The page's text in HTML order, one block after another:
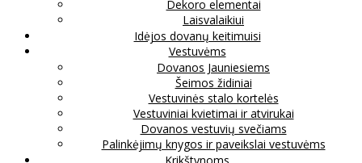
Dekoro elementai
Laisvalaikiui
Idėjos dovanų keitimuisi
Vestuvėms
Dovanos Jauniesiems
Šeimos židiniai
Vestuvinės stalo kortelės
Vestuviniai kvietimai ir atvirukai
Dovanos vestuvių svečiams
Palinkėjimų knygos ir paveikslai vestuvėms
Krikštynoms